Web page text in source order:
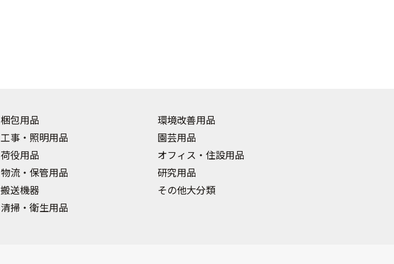
梱包用品
工事・照明用品
荷役用品
物流・保管用品
搬送機器
清掃・衛生用品
環境改善用品
園芸用品
オフィス・住設用品
研究用品
その他大分類